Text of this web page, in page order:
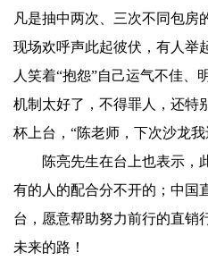
凡是抽中两次、三次不同包房
现场欢呼声此起彼伏，有人举
人笑着“抱怨”自己运气不佳、
机制太好了，不得罪人，还特
杯上台，“陈老师，下次沙龙
陈亮先生在台上也表示，
有的人的配合分不开的；中国
台，愿意帮助努力前行的直销
未来的路！